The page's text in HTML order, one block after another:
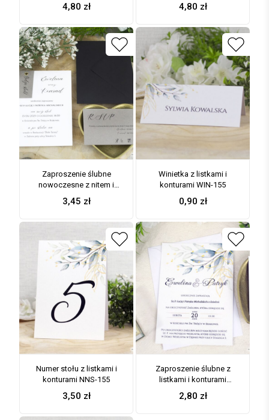
4,80 zł 4,80 zł
Zaproszenie ślubne
nowoczesne z nitem i
szarością ZAP-194
3,45 zł
Winietka z listkami i
konturami WIN-155
0,90 zł
Numer stołu z listkami i
konturami NNS-155
3,50 zł
Zaproszenie ślubne z
listkami i konturami
dwuelementowe RSVP
ZAP-155
2,80 zł